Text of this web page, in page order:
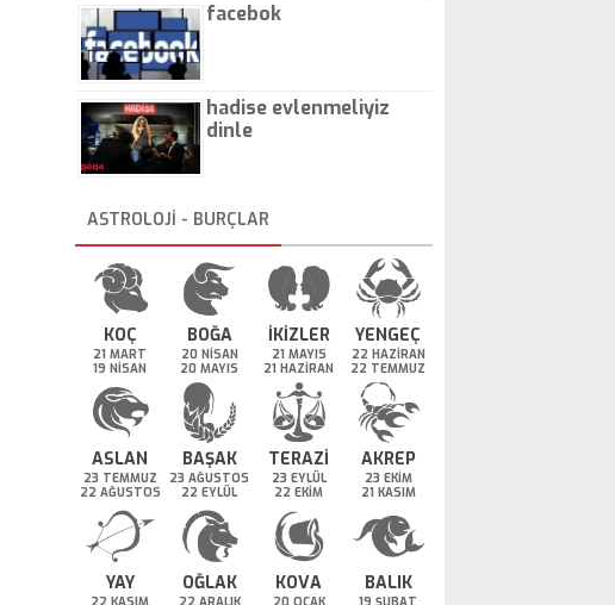
facebok
hadise evlenmeliyiz
dinle
ASTROLOJİ - BURÇLAR
KOÇ
21 MART
19 NİSAN
BOĞA
20 NİSAN
20 MAYIS
İKİZLER
21 MAYIS
21 HAZİRAN
YENGEÇ
22 HAZİRAN
22 TEMMUZ
ASLAN
23 TEMMUZ
22 AĞUSTOS
BAŞAK
23 AĞUSTOS
22 EYLÜL
TERAZİ
23 EYLÜL
22 EKİM
AKREP
23 EKİM
21 KASIM
YAY OĞLAK KOVA BALIK